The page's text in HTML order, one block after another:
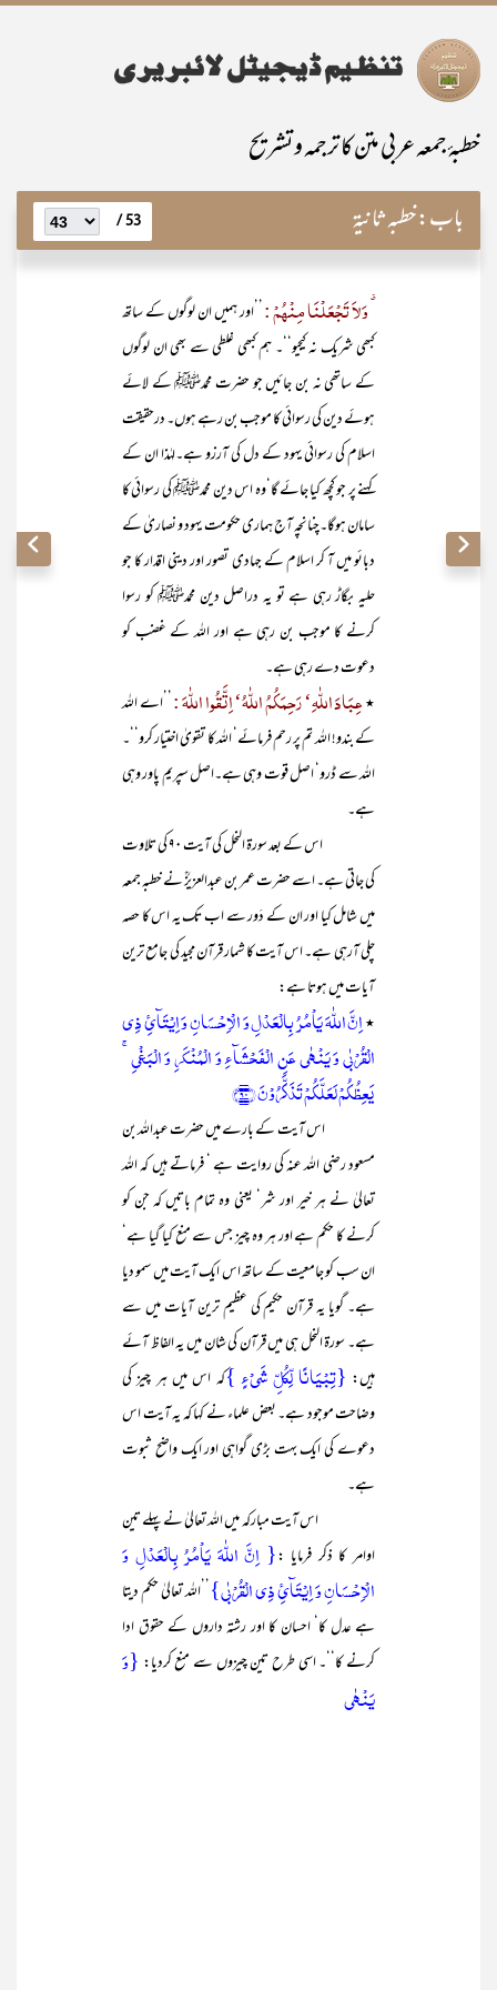
خطبۂ جمعہ عربی متن کا ترجمہ و تشریح
باب:خطبہ ثانیۃ 53 /
٭ وَلاَ تَجْعَلْنَا مِنْہُمْ : ’’اور ہمیں ان لوگوں کے ساتھ
کبھی شریک نہ کیجیو‘‘۔ ہم کبھی غلطی سے بھی ان لوگوں
کے ساتھی نہ بن جائیں جو حضرت محمدﷺ کے لائے
ہوئے دین کی رسوائی کا موجب بن رہے ہوں۔ درحقیقت
اسلام کی رسوائی یہود کے دل کی آرزو ہے۔لہٰذا ان کے
کہنے پر جو کچھ کیا جائے گا‘وہ اس دین محمدﷺ کی رسوائی کا
سامان ہوگا۔چنانچہ آج ہماری حکومت یہود و نصاریٰ کے
دبائو میں آ کر اسلام کے جہادی تصور اور دینی اقدار کا جو
حلیہ بگاڑ رہی ہے تو یہ دراصل دین محمدﷺ کو رسوا
کرنے کا موجب بن رہی ہے اور اللہ کے غضب کو
دعوت دے رہی ہے۔
٭عِبَادَ اللّٰہِ‘ رَحِمَکُمُ اللّٰہُ‘ اِتَّقُوا اللّٰہَ : ’’اے اللہ
کے بندو! اللہ تم پر رحم فرمائے‘ اللہ کا تقویٰ اختیار کرو‘‘۔
اللہ سے ڈرو‘ اصل قوت وہی ہے۔اصل سپریم پاور وہی
ہے۔
اس کے بعد سورۃ النحل کی آیت ۹۰ کی تلاوت
کی جاتی ہے۔ اسے حضرت عمر بن عبدالعزیزؒ نے خطبہ جمعہ
میں شامل کیا اور ان کے دَور سے اب تک یہ اس کا حصہ
چلی آرہی ہے۔ اس آیت کا شمار قرآن مجید کی جامع ترین
آیات میں ہوتا ہے:
٭اِنَّ اللّٰہَ یَاۡمُرُ بِالۡعَدۡلِ وَ الۡاِحۡسَانِ وَ اِیۡتَآیِٔ ذِی
الۡقُرۡبٰی وَ یَنۡہٰی عَنِ الۡفَحۡشَآءِ وَ الۡمُنۡکَرِ وَ الۡبَغۡیِ ۚ
یَعِظُکُمۡ لَعَلَّکُمۡ تَذَکَّرُوۡنَ ﴿۹۰﴾
اس آیت کے بارے میں حضرت عبداللہ بن
مسعود رضی اللہ عنہ کی روایت ہے ‘ فرماتے ہیں کہ اللہ
تعالیٰ نے ہر خیر اور شر‘ یعنی وہ تمام باتیں کہ جن کو
کرنے کا حکم ہے اور ہر وہ چیز جس سے منع کیا گیا ہے‘
ان سب کو جامعیت کے ساتھ اس ایک آیت میں سمو دیا
ہے۔ گویا یہ قرآن حکیم کی عظیم ترین آیات میں سے
ہے۔ سورۃ النحل ہی میں قرآن کی شان میں یہ الفاظ آئے
ہیں: {تِبۡیَانًا لِّکُلِّ شَیۡءٍ }کہ اس میں ہر چیز کی
وضاحت موجود ہے۔ بعض علماء نے کہا کہ یہ آیت اس
دعوے کی ایک بہت بڑی گواہی اور ایک واضح ثبوت
ہے۔
اس آیت مبارکہ میں اللہ تعالیٰ نے پہلے تین
اوامر کا ذکر فرمایا :{ اِنَّ اللّٰہَ یَاۡمُرُ بِالۡعَدۡلِ وَ
الۡاِحۡسَانِ وَ اِیۡتَآیِٔ ذِی الۡقُرۡبٰی} ’’اللہ تعالیٰ حکم دیتا
ہے عدل کا‘ احسان کا اور رشتہ داروں کے حقوق ادا
کرنے کا‘‘۔ اسی طرح تین چیزوں سے منع کردیا: {وَ
یَنۡہٰی